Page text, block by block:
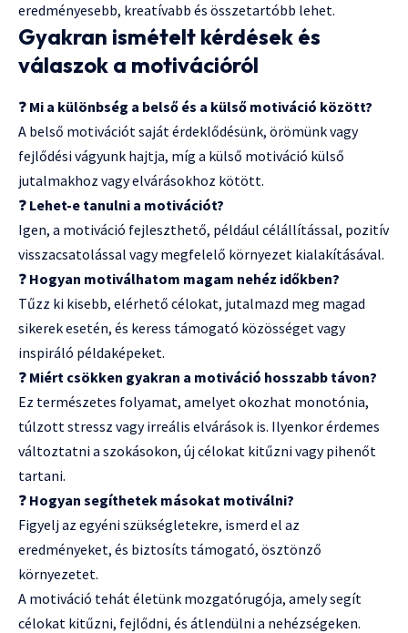
eredményesebb, kreatívabb és összetartóbb lehet.
Gyakran ismételt kérdések és
válaszok a motivációról
❓ Mi a különbség a belső és a külső motiváció között?
A belső motivációt saját érdeklődésünk, örömünk vagy
fejlődési vágyunk hajtja, míg a külső motiváció külső
jutalmakhoz vagy elvárásokhoz kötött.
❓ Lehet-e tanulni a motivációt?
Igen, a motiváció fejleszthető, például célállítással, pozitív
visszacsatolással vagy megfelelő környezet kialakításával.
❓ Hogyan motiválhatom magam nehéz időkben?
Tűzz ki kisebb, elérhető célokat, jutalmazd meg magad
sikerek esetén, és keress támogató közösséget vagy
inspiráló példaképeket.
❓ Miért csökken gyakran a motiváció hosszabb távon?
Ez természetes folyamat, amelyet okozhat monotónia,
túlzott stressz vagy irreális elvárások is. Ilyenkor érdemes
változtatni a szokásokon, új célokat kitűzni vagy pihenőt
tartani.
❓ Hogyan segíthetek másokat motiválni?
Figyelj az egyéni szükségletekre, ismerd el az
eredményeket, és biztosíts támogató, ösztönző
környezetet.
A motiváció tehát életünk mozgatórugója, amely segít
célokat kitűzni, fejlődni, és átlendülni a nehézségeken.